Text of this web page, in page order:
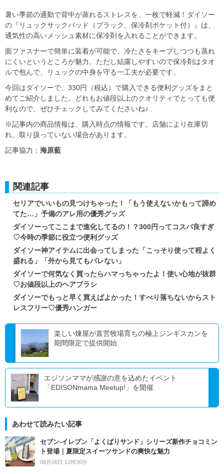
暑い季節の通勤で背中が蒸れるストレスを、一枚で軽減！ダイソー
の『リュックサックパッド（ブラック、保冷剤ポケット付）』は、
通気性の高いメッシュ素材に保冷剤を入れることができます。
面ファスナーで簡単に装着が可能で、冷たさをキープしつつも蒸れ
にくいというところが魅力。ただし結露しやすいので保冷剤はタオ
ルで包んで、リュックの中身を守る一工夫が必要です。
今回はダイソーで、330円（税込）で購入できる便利グッズをまと
めてご紹介しました。どれもお値段以上のクオリティでとっても便
利なので、ぜひチェックしてみてくださいね♪
※記事内の商品情報は、購入時点の情報です。店舗により在庫切
れ、取り扱っていない場合があります。
記事協力： 海原藍
関連記事
セリアでいいもの見つけちゃった！「もう使えないかもって諦め
てた…」予備のアレ用の優秀グッズ
ダイソーってここまで進化してるの！？300円ってコスパ良すぎ
♡今時の季節に役立つ便利グッズ
ダイソー神アイテムに出会ってしまった「こっそり使って程よく
盛れる」「外から見てもバレない」
ダイソーで何気なく買ったらハマっちゃったよ！使い心地が抜群
♡お値段以上のヘアブラシ
ダイソーでもっと早く買えばよかった！すべり落ちないからスト
レスフリー♡優秀ハンガー
楽しい煉屋が直営牧場育ちの極上ジンギスカンを
期間限定で提供開始
エジソンママが感謝の意を込めたイベント
「EDISONmama Meetup!」を開催
あわせて読みたい記事
セブン‐イレブン「よくばりサンド」シリーズ新作チョコミン
ト登場｜夏限定スイーツサンドの爽快な魅力
08月06日 11時30分